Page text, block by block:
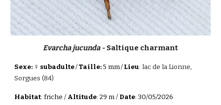
Evarcha jucunda - Saltique charmant
Sexe: ♀ subadulte/Taille:5 mm/Lieu:lac de la Lionne,
Sorgues (84)
Habitat: friche / Altitude: 29 m / Date: 30/05/2026